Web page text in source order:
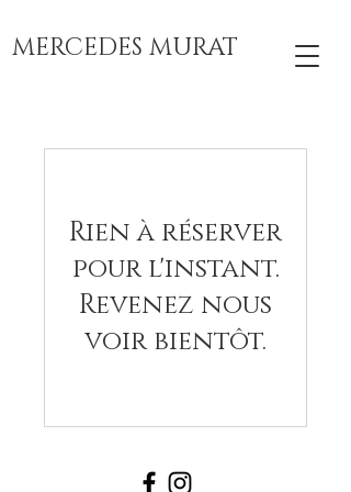
MERCEDES MURAT
Rien à réserver
pour l'instant.
Revenez nous
voir bientôt.